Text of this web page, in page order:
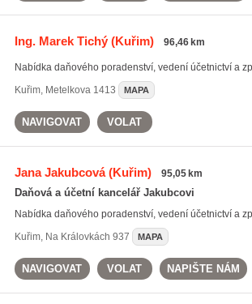
Ing. Marek Tichý(Kuřim) 96,46 km
Nabídka daňového poradenství, vedení účetnictví a
Kuřim, Metelkova 1413 MAPA
NAVIGOVAT VOLAT
Jana Jakubcová(Kuřim) 95,05 km
Daňová a účetní kancelář Jakubcovi
Nabídka daňového poradenství, vedení účetnictví a
Kuřim, Na Královkách 937 MAPA
NAVIGOVAT VOLAT NAPIŠTE NÁM